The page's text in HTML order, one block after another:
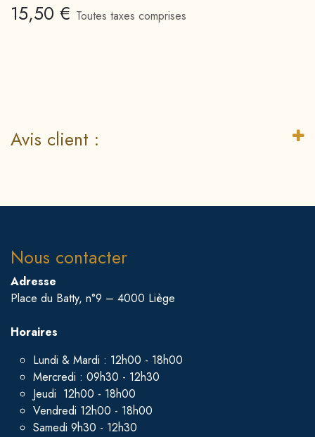
15,50 € Toutes taxes comprises
Avis client :
Nous contacter
Adresse
Place du Batty, n°9 – 4000 Liège
Horaires
Lundi & Mardi : 12h00 - 18h00
Mercredi : 09h30 - 12h30
Jeudi 12h00 - 18h00
Vendredi 12h00 - 18h00
Samedi 9h30 - 12h30